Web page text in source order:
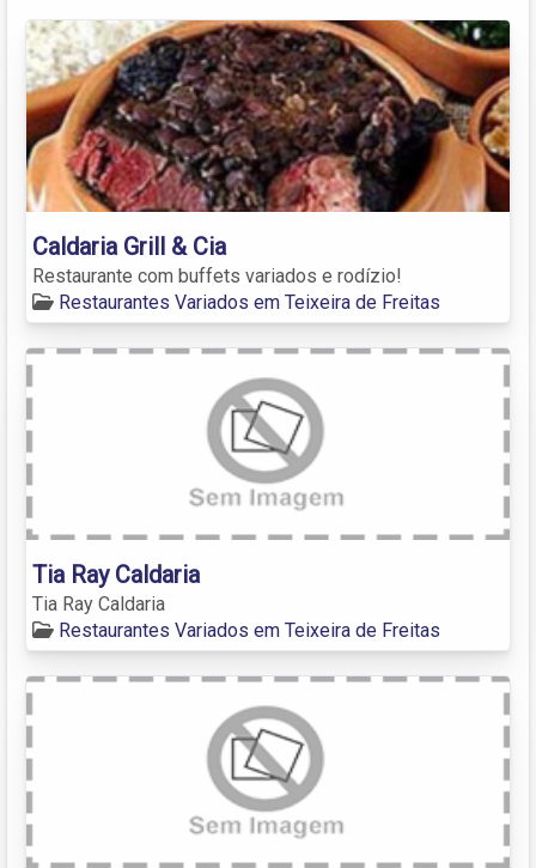
Caldaria Grill & Cia
Restaurante com buffets variados e rodízio!
Restaurantes Variados em Teixeira de Freitas
Tia Ray Caldaria
Tia Ray Caldaria
Restaurantes Variados em Teixeira de Freitas